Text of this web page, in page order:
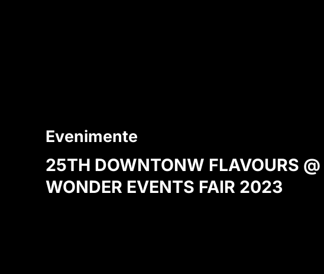
Evenimente
25TH DOWNTONW FLAVOURS @
WONDER EVENTS FAIR 2023